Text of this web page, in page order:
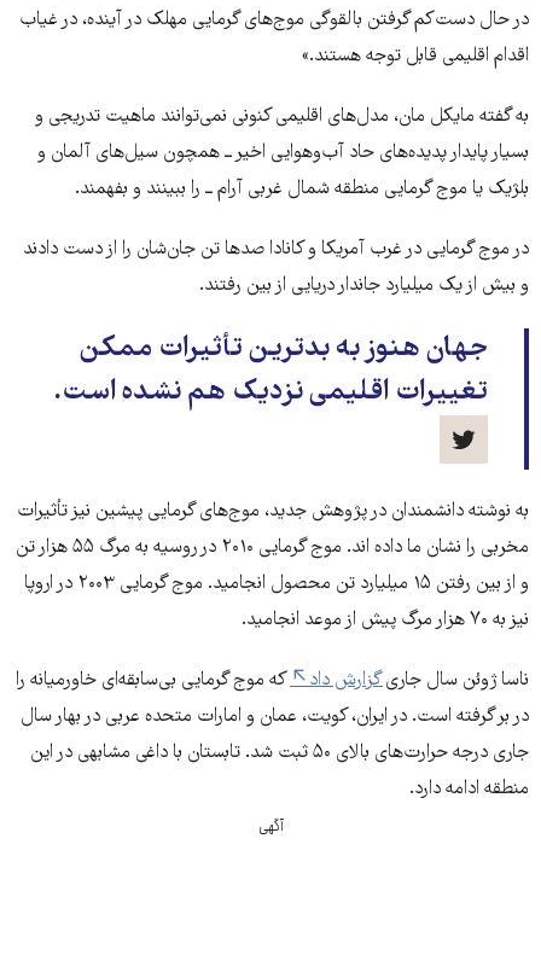
در حال دست‌کم گرفتن بالقوگی موج‌های گرمایی مهلک در آینده، در غیاب
اقدام اقلیمی قابل توجه هستند.»
به گفته مایکل مان، مدل‌های اقلیمی کنونی نمی‌توانند ماهیت تدریجی و
بسیار پایدار پدیده‌های حاد آب‌و‌هوایی اخیر ــ همچون سیل‌های آلمان و
بلژیک یا موج گرمایی منطقه شمال غربی آرام ــ را ببینند و بفهمند.
در موج گرمایی در غرب آمریکا و کانادا صدها تن جان‌شان را از دست دادند
و بیش از یک میلیارد جاندار دریایی از بین رفتند.
جهان هنوز به بدترین تأثیرات ممکن
تغییرات اقلیمی نزدیک هم نشده است.
به نوشته دانشمندان در پژوهش جدید، موج‌های گرمایی پیشین نیز تأثیرات
مخربی را نشان ما داده اند. موج گرمایی ۲۰۱۰ در روسیه به مرگ ۵۵ هزار تن
و از بین رفتن ۱۵ میلیارد تن محصول انجامید. موج گرمایی ۲۰۰۳ در اروپا
نیز به ۷۰ هزار مرگ پیش از موعد انجامید.
ناسا ژوئن سال جاریگزارش داد
که موج گرمایی بی‌سابقه‌ای خاورمیانه را
در بر گرفته است. در ایران، کویت، عمان و امارات متحده عربی در بهار سال
جاری درجه حرارت‌های بالای ۵۰ ثبت شد. تابستان با داغی مشابهی در این
منطقه ادامه دارد.
آگهی